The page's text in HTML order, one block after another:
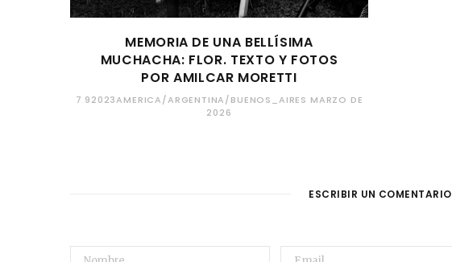
MEMORIA DE UNA BELLÍSIMA
MUCHACHA: FLOR. TEXTO Y FOTOS
POR AMILCAR MORETTI
7 92023AMERICA/ARGENTINA/BUENOS_AIRES MARZO DE
2026
ESCRIBIR UN COMENTARIO